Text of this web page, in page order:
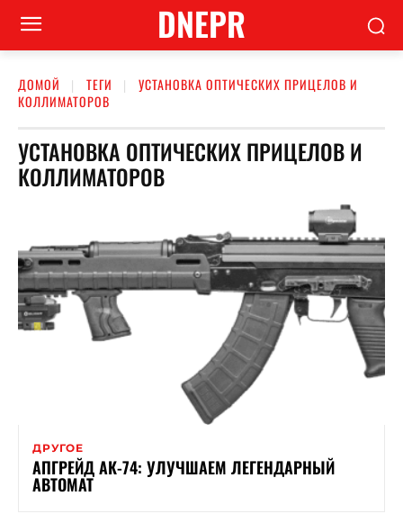
DNEPR
ДОМОЙ ТЕГИ
УСТАНОВКА ОПТИЧЕСКИХ ПРИЦЕЛОВ И
КОЛЛИМАТОРОВ
УСТАНОВКА ОПТИЧЕСКИХ ПРИЦЕЛОВ И
КОЛЛИМАТОРОВ
ДРУГОЕ
АПГРЕЙД АК-74: УЛУЧШАЕМ ЛЕГЕНДАРНЫЙ
АВТОМАТ